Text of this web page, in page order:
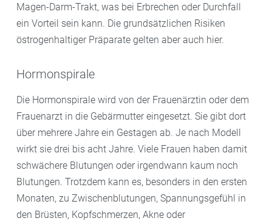
Magen-Darm-Trakt, was bei Erbrechen oder Durchfall
ein Vorteil sein kann. Die grundsätzlichen Risiken
östrogenhaltiger Präparate gelten aber auch hier.
Hormonspirale
Die Hormonspirale wird von der Frauenärztin oder dem
Frauenarzt in die Gebärmutter eingesetzt. Sie gibt dort
über mehrere Jahre ein Gestagen ab. Je nach Modell
wirkt sie drei bis acht Jahre. Viele Frauen haben damit
schwächere Blutungen oder irgendwann kaum noch
Blutungen. Trotzdem kann es, besonders in den ersten
Monaten, zu Zwischenblutungen, Spannungsgefühl in
den Brüsten, Kopfschmerzen, Akne oder